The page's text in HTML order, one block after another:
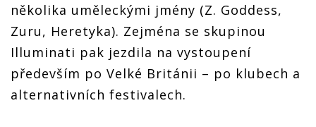
několika uměleckými jmény (Z. Goddess,
Zuru, Heretyka). Zejména se skupinou
Illuminati pak jezdila na vystoupení
především po Velké Británii – po klubech a
alternativních festivalech.